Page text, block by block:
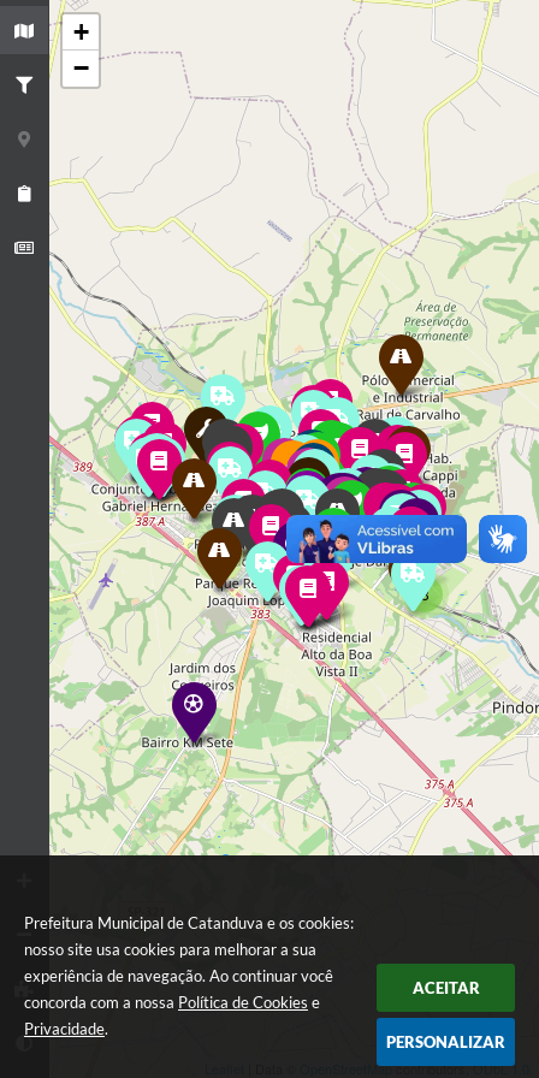
Prefeitura Municipal de Catanduva e os cookies:
nosso site usa cookies para melhorar a sua
experiência de navegação. Ao continuar você
concorda com a nossa Política de Cookies e
Privacidade.
ACEITAR
PERSONALIZAR
2
2
3
2
2
2
2
2
+
−
OpenStreetMapcontributors,ODbL 1.0.